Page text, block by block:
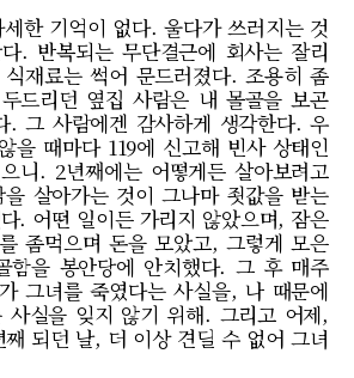
한 기억이 없다. 울다가 쓰러지는 것
. 반복되는 무단결근에 회사는 잘리
재료는 썩어 문드러졌다. 조용히 좀
드리던 옆집 사람은 내 몰골을 보곤
. 그 사람에겐 감사하게 생각한다. 우
을 때마다 119에 신고해 빈사 상태인
니. 2년째에는 어떻게든 살아보려고
살아가는 것이 그나마 죗값을 받는
. 어떤 일이든 가리지 않았으며, 잠은
좀먹으며 돈을 모았고, 그렇게 모은
함을 봉안당에 안치했다. 그 후 매주
그녀를 죽였다는 사실을, 나 때문에
사실을 잊지 않기 위해. 그리고 어제,
되던 날, 더 이상 견딜 수 없어 그녀